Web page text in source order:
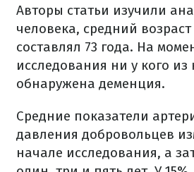
Авторы статьи изучили
человека, средний
составлял 73 года. На
исследования ни у кого
обнаружена деменция.
Средние показатели
давления добровольцев
начале исследования, а